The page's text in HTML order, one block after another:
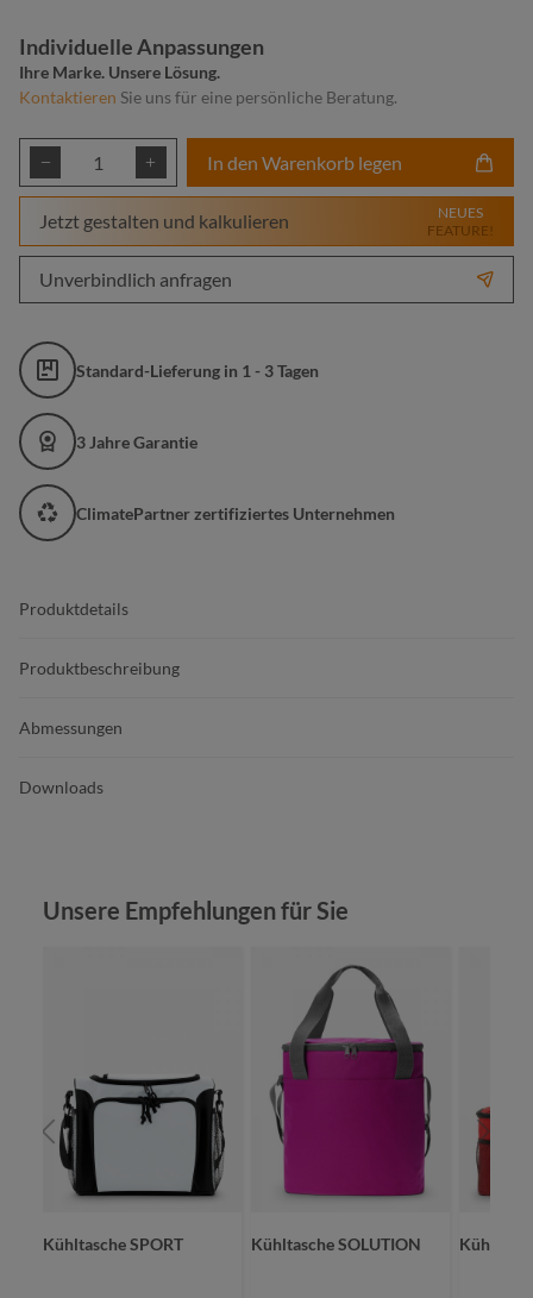
Individuelle Anpassungen
Ihre Marke. Unsere Lösung.
Kontaktieren Sie uns für eine persönliche Beratung.
Produkt Anzahl: Gib den gewünschten
In den Warenkorb legen
Jetzt gestalten und kalkulieren
NEUES
FEATURE!
Unverbindlich anfragen
Standard-Lieferung in 1 - 3 Tagen
3 Jahre Garantie
ClimatePartner zertifiziertes Unternehmen
Produktdetails
Produktbeschreibung
Abmessungen
Downloads
Produktgalerie überspringen
Unsere Empfehlungen für Sie
Kühltasche SPORT Kühltasche SOLUTION